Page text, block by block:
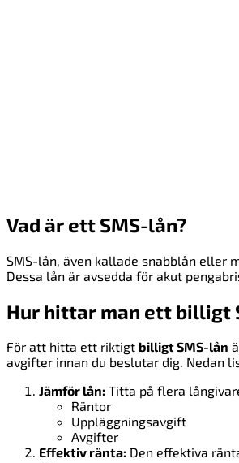
Vad är ett SMS-lån?
SMS-lån, även kallade snabblån eller
Dessa lån är avsedda för akut
Hur hittar man ett billigt
För att hitta ett riktigt billigt SMS-lån
avgifter innan du beslutar dig. Nedan
Jämför lån: Titta på flera
Räntor
Uppläggningsavgift
Avgifter
Effektiv ränta: Den effektiva